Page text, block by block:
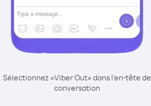
Sélectionnez «Viber Out» dans l'en-tête de
conversation